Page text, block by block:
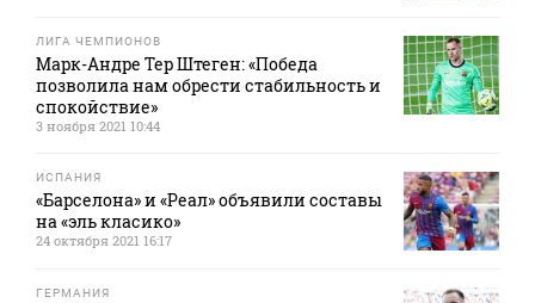
ЛИГА ЧЕМПИОНОВ
Марк-Андре Тер Штеген: «Победа
позволила нам обрести стабильность и
спокойствие»
3 ноября 2021 10:44
ИСПАНИЯ
«Барселона» и «Реал» объявили составы
на «эль класико»
24 октября 2021 16:17
ГЕРМАНИЯ